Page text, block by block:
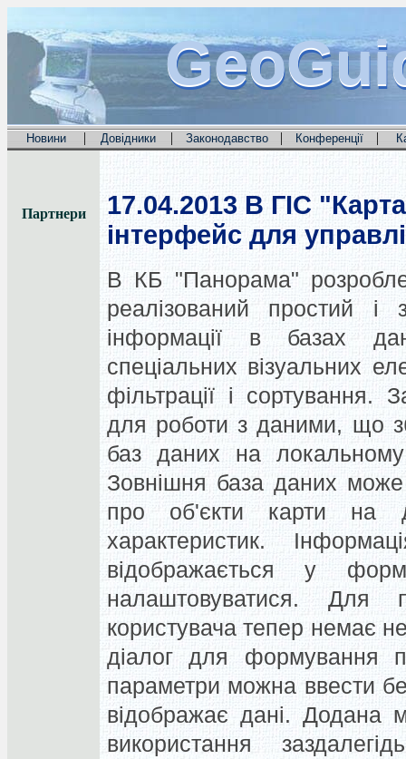
Новини | Довідники | Законодавство | Конференції |
Партнери 17.04.2013 В ГІС
інтерфейс для
В КБ "Панорама"
реалізований простий
інформації в базах
спеціальних візуальних
фільтрації і
для роботи з даними, що
баз даних на
Зовнішня база даних може
про об'єкти карти на
характеристик.
відображається у
налаштовуватися. Для
користувача тепер немає
діалог для формування
параметри можна ввести
відображає дані. Додана
використання